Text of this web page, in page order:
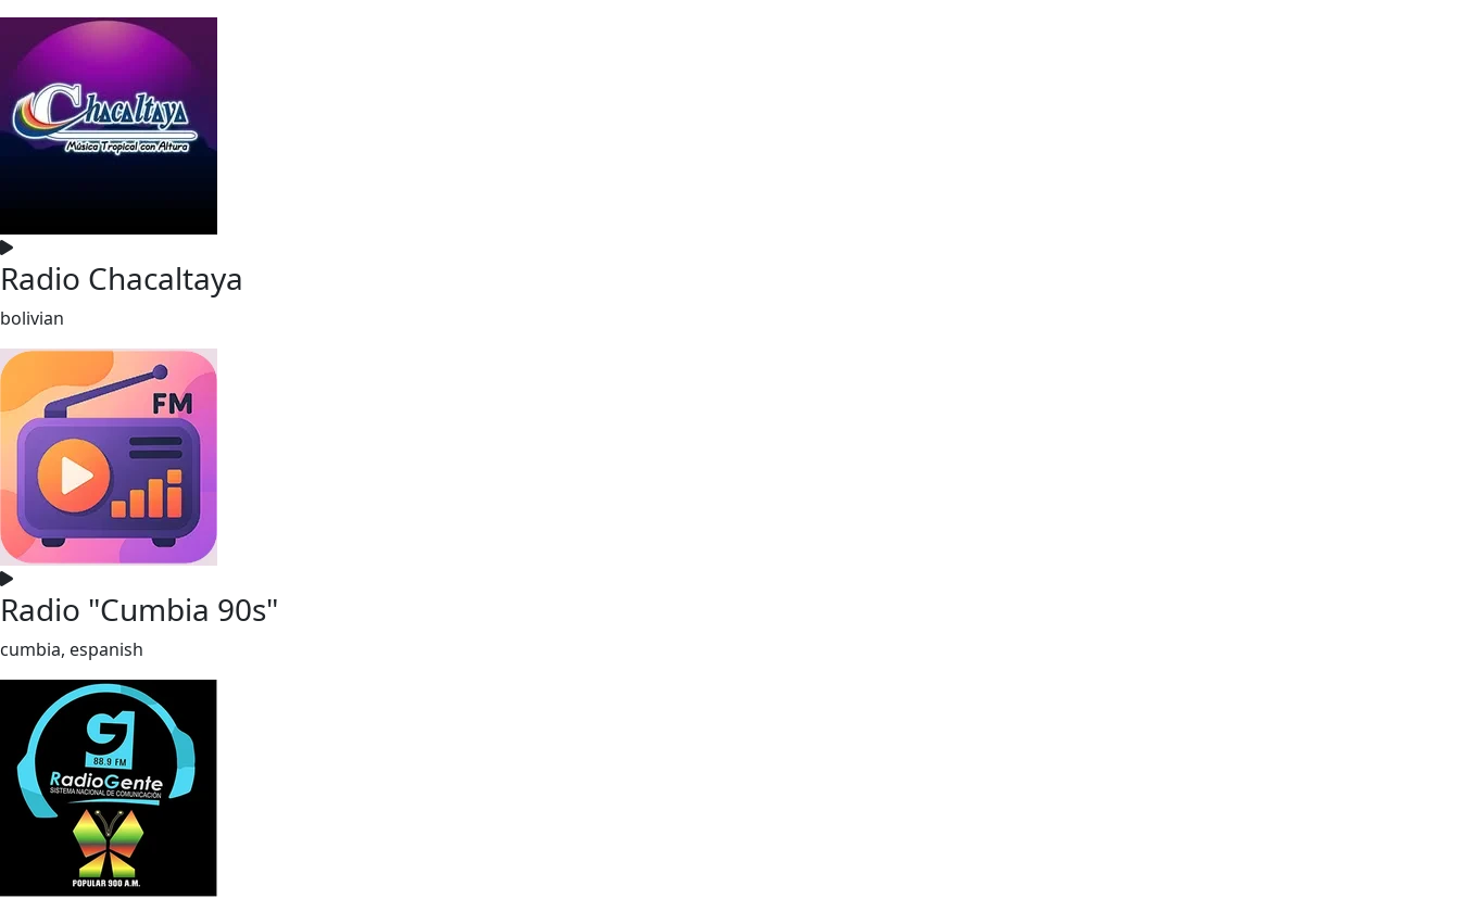
Radio Chacaltaya
bolivian
Radio "Cumbia 90s"
cumbia, espanish